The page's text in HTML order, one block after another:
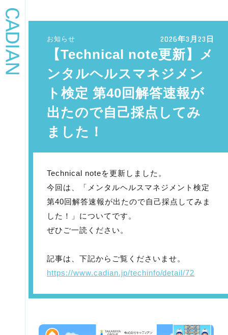
お知らせ 2026年3月23日
【Technical note更新】メ
ンタルヘルスマネジメン
ト検定 第40回解答速報が
出たので自己採点してみ
ました！
Technical noteを更新しました。
今回は、「メンタルヘルスマネジメント検定
第40回解答速報が出たので自己採点してみま
した！」についてです。
ぜひご一読ください。
記事は、下記からご覧くださいませ。
https://www.cadian.jp/techinfo/detail/72